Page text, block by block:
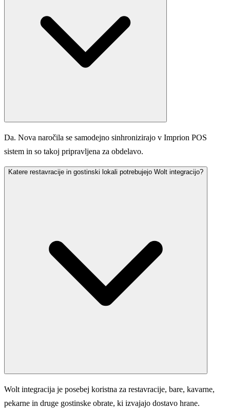
Da. Nova naročila se samodejno sinhronizirajo v Imprion POS
sistem in so takoj pripravljena za obdelavo.
Katere restavracije in gostinski lokali potrebujejo Wolt integracijo?
Wolt integracija je posebej koristna za restavracije, bare, kavarne,
pekarne in druge gostinske obrate, ki izvajajo dostavo hrane.